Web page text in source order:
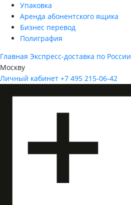
Упаковка
Аренда абонентского ящика
Бизнес перевод
Полиграфия
Главная Экспресс-доставка по России
Москву
Личный кабинет +7 495 215-06-42